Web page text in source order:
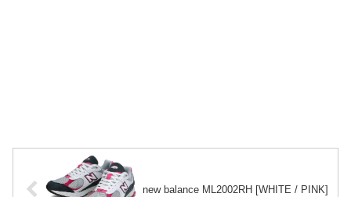
new balance ML2002RH [WHITE / PINK]